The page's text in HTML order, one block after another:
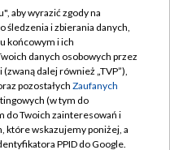
TVP
aby wyrazić zgody na
śledzenia i zbierania danych,
końcowym i ich
danych osobowych przez
dalej również „TVP”),
pozostałych Zaufanych
(w tym do
do Twoich zainteresowań i
które wskazujemy poniżej, a
PPID do Google.